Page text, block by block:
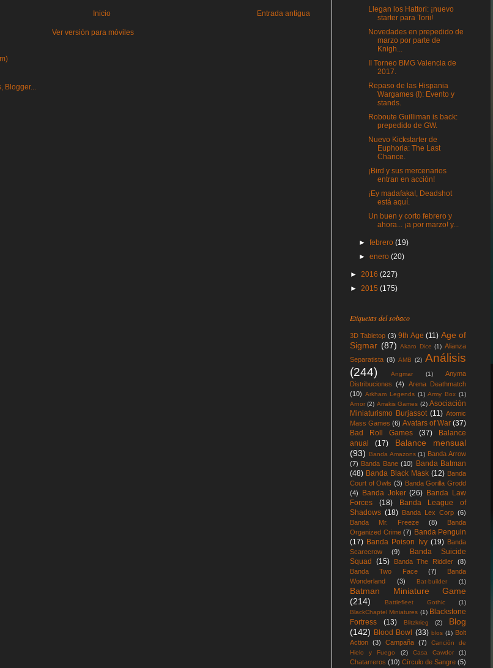
Entrada antigua
Inicio
Ver versión para móviles
Llegan los Hattori: ¡nuevo
starter para Torii!
Novedades en prepedido de
marzo por parte de
Knigh...
II Torneo BMG Valencia de
2017.
Repaso de las Hispania
Wargames (I): Evento y
stands.
Roboute Guilliman is back:
prepedido de GW.
Nuevo Kickstarter de
Euphoria: The Last
Chance.
¡Bird y sus mercenarios
entran en acción!
¡Ey madafaka!, Deadshot
está aquí.
Un buen y corto febrero y
ahora... ¡a por marzo! y...
►febrero(19)
►enero(20)
► 2016 (227)
► 2015 (175)
Etiquetas del sobaco
3D Tabletop (3) 9th Age (11) Age of
Sigmar (87) Akaro Dice (1) Alianza
Separatista (8) AMB (2) Análisis
(244)
Angmar (1)
Anyma
Distribuciones
(4)
Arena Deathmatch
(10) Arkham Legends (1) Army Box (1)
Arnor (2) Arrakis Games (2) Asociación
Miniaturismo Burjassot (11) Atomic
Mass Games (6) Avatars of War (37)
Bad Roll Games
(37)
Balance
anual
(17)
Balance mensual
(93)
Banda Amazons (1) Banda Arrow
(7) Banda Bane (10)
Banda Batman
(48) Banda Black Mask (12) Banda
Court of Owls (3) Banda Gorilla Grodd
(4)
Banda Joker (26) Banda Law
Forces
(18)
Banda League of
Shadows (18) Banda Lex Corp (6)
Banda Mr. Freeze
(8)
Banda
Organized Crime (7) Banda Penguin
(17) Banda Poison Ivy (19) Banda
Scarecrow
(9)
Banda Suicide
Squad
(15) Banda The Riddler (8)
Banda Two Face
(7)
Banda
Wonderland
(3) Bat-builder (1)
Batman Miniature Game
(214)
Battlefleet Gothic
(1)
BlackChaptel Miniatures (1) Blackstone
Fortress
(13) Blitzkrieg (2)
Blog
(142) Blood Bowl (33) blos (1) Bolt
Action (3) Campaña (7)
Canción de
Hielo y Fuego
(2) Casa Cawdor (1)
Chatarreros (10) Círculo de Sangre (5)